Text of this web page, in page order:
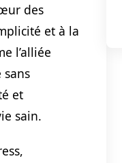
des
et à la
l’alliée
et
sain.